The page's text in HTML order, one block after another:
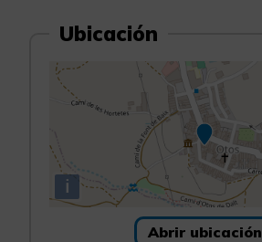
Ubicación
i
Abrir ubicación